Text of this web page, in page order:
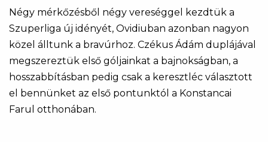
Négy mérkőzésből négy vereséggel kezdtük a
Szuperliga új idényét, Ovidiuban azonban nagyon
közel álltunk a bravúrhoz. Czékus Ádám duplájával
megszereztük első góljainkat a bajnokságban, a
hosszabbításban pedig csak a keresztléc választott
el bennünket az első pontunktól a Konstancai
Farul otthonában.